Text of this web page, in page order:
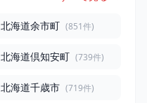
北海道余市町 (851件)
北海道倶知安町 (739件)
北海道千歳市 (719件)